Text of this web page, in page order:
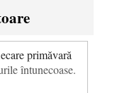
primăvară
întunecoase.